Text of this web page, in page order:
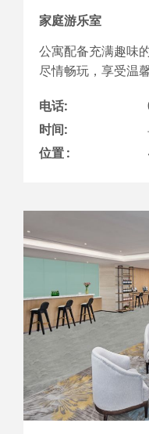
家庭游乐室
公寓配备充满趣味
尽情畅玩，享受温
电话:
时间:
位置 :